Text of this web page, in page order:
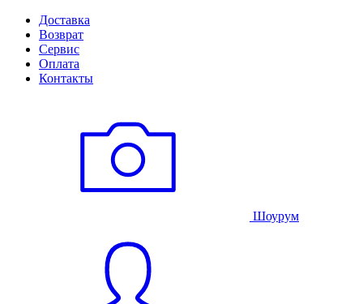
Доставка
Возврат
Сервис
Оплата
Контакты
Шоурум